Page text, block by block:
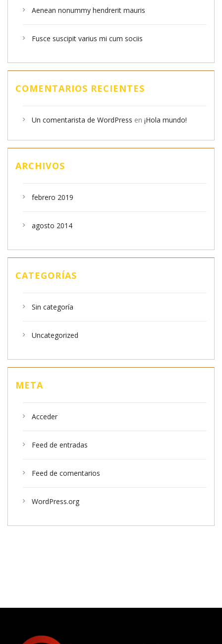
Aenean nonummy hendrerit mauris
Fusce suscipit varius mi cum sociis
COMENTARIOS RECIENTES
Un comentarista de WordPress en ¡Hola mundo!
ARCHIVOS
febrero 2019
agosto 2014
CATEGORÍAS
Sin categoría
Uncategorized
META
Acceder
Feed de entradas
Feed de comentarios
WordPress.org